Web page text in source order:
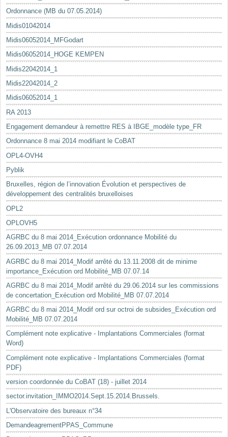
Ordonnance (MB du 07.05.2014)
Midis01042014
Midis06052014_MFGodart
Midis06052014_HOGE KEMPEN
Midis22042014_1
Midis22042014_2
Midis06052014_1
RA 2013
Engagement demandeur à remettre RES à IBGE_modèle type_FR
Ordonnance 8 mai 2014 modifiant le CoBAT
OPL4-OVH4
Pyblik
Bruxelles, région de l’innovation Évolution et perspectives de
développement des centralités bruxelloises
OPL2
OPLOVH5
AGRBC du 8 mai 2014_Exécution ordonnance Mobilité du
26.09.2013_MB 07.07.2014
AGRBC du 8 mai 2014_Modif arrêté du 13.11.2008 dit de minime
importance_Exécution ord Mobilité_MB 07.07.14
AGRBC du 8 mai 2014_Modif arrêté du 29.06.2014 sur les commissions
de concertation_Exécution ord Mobilité_MB 07.07.2014
AGRBC du 8 mai 2014_Modif ord sur octroi de subsides_Exécution ord
Mobilité_MB 07.07.2014
Complément note explicative - Implantations Commerciales (format
Word)
Complément note explicative - Implantations Commerciales (format
PDF)
version coordonnée du CoBAT (18) - juillet 2014
sector.invitation_IMMO2014.Sept.15.2014.Brussels.
L'Observatoire des bureaux n°34
DemandeagrementPPAS_Commune